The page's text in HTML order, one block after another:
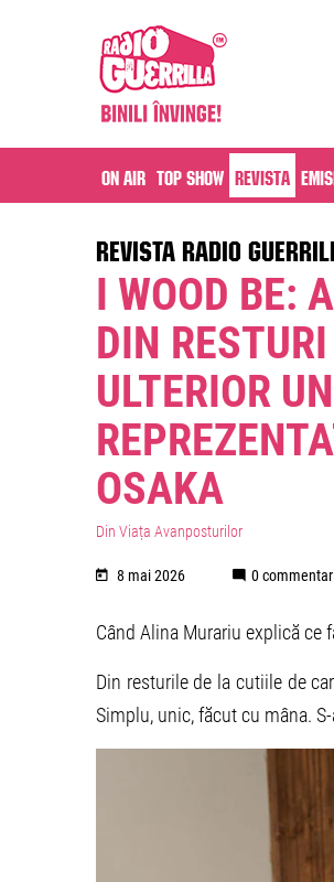
On air Top Show Revista
REVISTA RADIO
I WOOD BE:
DIN
ULTERIOR
OSAKA
Din Viața Avanposturilor
8 mai 2026 0
Când Alina Murariu explică ce
Din resturile de la cutiile de
Simplu, unic, făcut cu mâna.